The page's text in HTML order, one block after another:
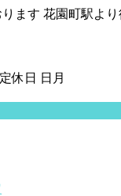
ます 花園町駅よ
休日 日月